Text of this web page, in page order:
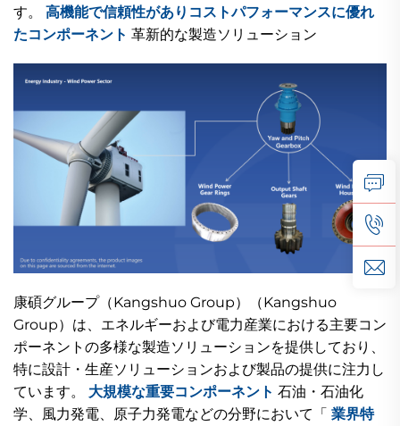
す。 高機能で信頼性がありコストパフォーマンスに優れ
たコンポーネント 革新的な製造ソリューション
康碩グループ（Kangshuo Group）（Kangshuo
Group）は、エネルギーおよび電力産業における主要コン
ポーネントの多様な製造ソリューションを提供しており、
特に設計・生産ソリューションおよび製品の提供に注力し
ています。 大規模な重要コンポーネント 石油・石油化
学、風力発電、原子力発電などの分野において「 業界特